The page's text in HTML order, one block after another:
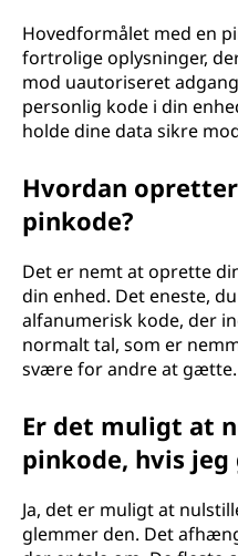
n
Hovedformålet med en
fortrolige oplysninger,
mod uautoriseret
personlig kode i din
holde dine data sikre
Hvordan
pinkode?
Det er nemt at oprette
din enhed. Det eneste,
alfanumerisk kode, der
normalt tal, som er
svære for andre at gætte.
Er det muligt at
pinkode, hvis jeg
Ja, det er muligt at
glemmer den. Det